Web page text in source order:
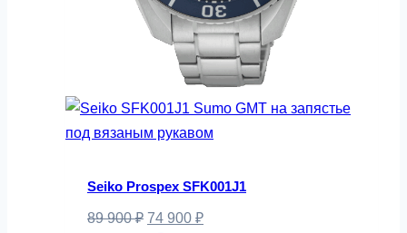
Seiko Prospex SFK001J1
89 900₽ Первоначальная
74 900 ₽Текущая